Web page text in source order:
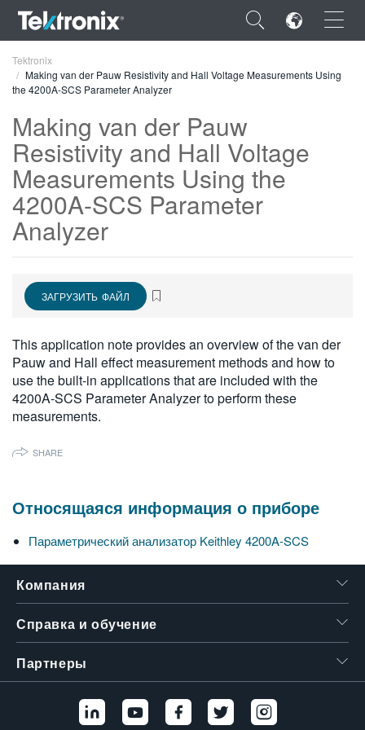
×
ENGLISH
FRANÇAIS
DEUTSCH
VIỆT NAM
简体中文
한국어
繁體中文
Tektronix
Making van der Pauw Resistivity and Hall Voltage Measurements Using
the 4200A-SCS Parameter Analyzer
Making van der Pauw
Resistivity and Hall Voltage
Measurements Using the
4200A-SCS Parameter
Analyzer
ЗАГРУЗИТЬ ФАЙЛ
This application note provides an overview of the van der
Pauw and Hall effect measurement methods and how to
use the built-in applications that are included with the
4200A-SCS Parameter Analyzer to perform these
measurements.
SHARE
Относящаяся информация о приборе
Параметрический анализатор Keithley 4200A-SCS
Компания
Справка и обучение
Партнеры